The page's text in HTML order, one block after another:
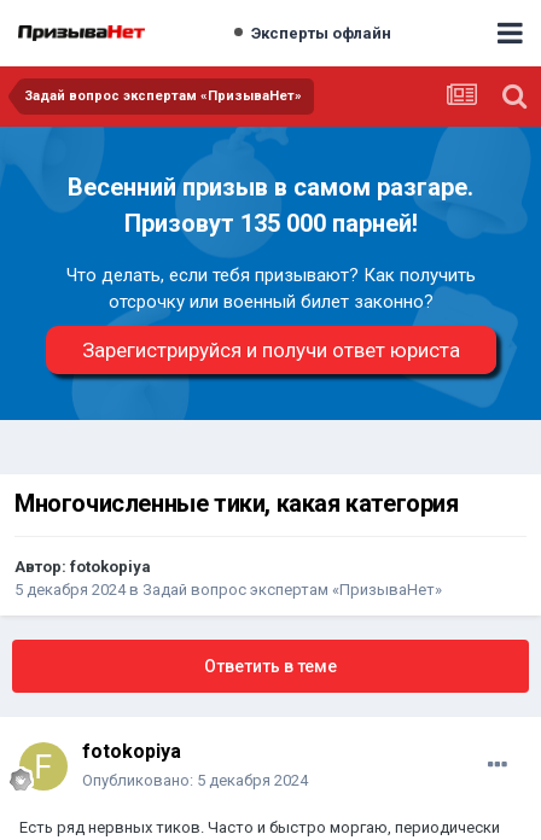
Эксперты офлайн
Задай вопрос экспертам «ПризываНет»
Весенний призыв в самом разгаре.
Призовут 135 000 парней!
Что делать, если тебя призывают? Как получить
отсрочку или военный билет законно?
Зарегистрируйся и получи ответ юриста
Многочисленные тики, какая категория
Автор: fotokopiya
5 декабря 2024в Задай вопрос экспертам «ПризываНет»
Ответить в теме
fotokopiya
Опубликовано: 5 декабря 2024
Есть ряд нервных тиков. Часто и быстро моргаю, периодически